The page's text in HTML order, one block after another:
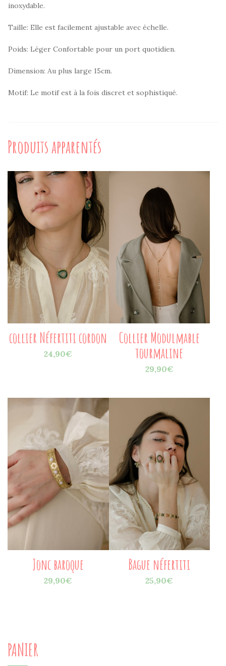
inoxydable.
Taille: Elle est facilement ajustable avec échelle.
Poids: Léger Confortable pour un port quotidien.
Dimension: Au plus large 15cm.
Motif: Le motif est à la fois discret et sophistiqué.
Produits apparentés
collier Néfertiti cordon
24,90€
Collier Modulmable
tourmaline
29,90€
Jonc baroque
29,90€
Bague néfertiti
25,90€
PANIER